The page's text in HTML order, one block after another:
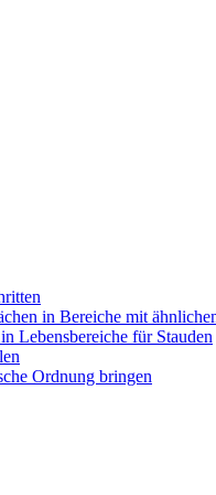
in Bereiche mit
Lebensbereiche für Stauden
Ordnung bringen